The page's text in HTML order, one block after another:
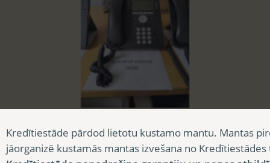
22,50€
Kredītiestāde pārdod lietotu kustamo mantu. Mantas
jāorganizē kustamās mantas izvešana no